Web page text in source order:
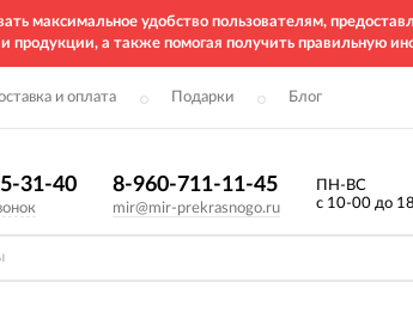
максимальное удобство пользователям,
и продукции, а также помогая получить правильную
и оплата Подарки Блог
31-40 8-960-711-11-45
mir@mir-prekrasnogo.ru
ПН-ВС
с 10-00 до